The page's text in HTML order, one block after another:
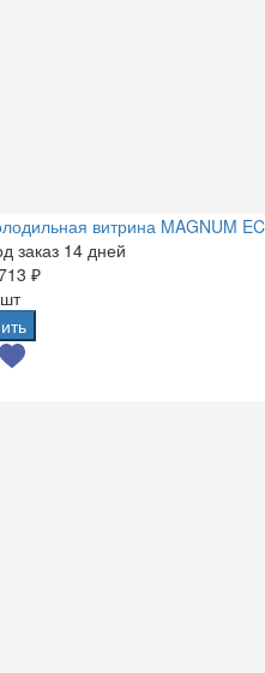
витрина MAGNUM
заказ 14 дней
₽